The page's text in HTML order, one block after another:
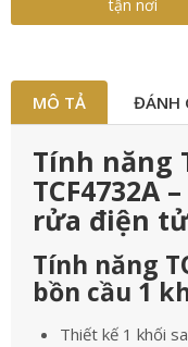
tận nơi
MÔ TẢ ĐÁNH
Tính năng
TCF4732A
rửa điện
Tính năng
bồn cầu 1
Thiết kế 1 khối